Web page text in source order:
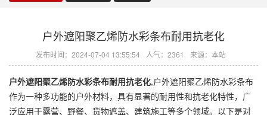
户外遮阳聚乙烯防水彩条布耐用抗老化
发布时间：2024-07-04 13:55:54 人气：2361 来源：本站
户外遮阳聚乙烯防水彩条布耐用抗老化,户外遮阳聚乙烯防水彩条布
作为一种多功能的户外材料，具有显著的耐用性和抗老化特性，广
泛应用于露营、野餐、货物遮盖、建筑施工等多个领域。以下是对